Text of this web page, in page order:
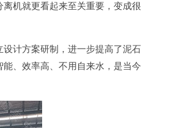
机就更看起来至关重要，变成很
计方案研制，进一步提高了泥石
、效率高、不用自来水，是当今